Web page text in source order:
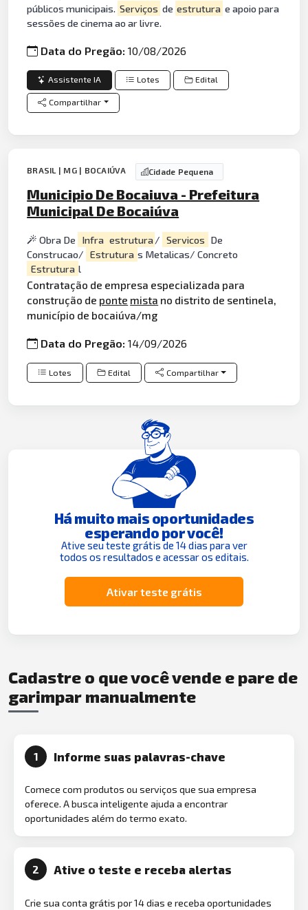
públicos municipais. Serviços de estrutura e apoio para
sessões de cinema ao ar livre.
Data do Pregão:10/08/2026
Assistente IA Lotes Edital
Compartilhar
BRASIL | MG | BOCAIÚVA Cidade Pequena
Municipio De Bocaiuva - Prefeitura
Municipal De Bocaiúva
Obra De Infra estrutura/ Servicos De
Construcao/ Estrutura s Metalicas/ Concreto
Estrutura l
Contratação de empresa especializada para
construção de ponte mista no distrito de sentinela,
município de bocaiúva/mg
Data do Pregão:14/09/2026
Lotes Edital Compartilhar
Há muito mais oportunidades
esperando por você!
Ative seu teste grátis de 14 dias para ver
todos os resultados e acessar os editais.
Ativar teste grátis
Cadastre o que você vende e pare de
garimpar manualmente
1 Informe suas palavras-chave
Comece com produtos ou serviços que sua empresa
oferece. A busca inteligente ajuda a encontrar
oportunidades além do termo exato.
2 Ative o teste e receba alertas
Crie sua conta grátis por 14 dias e receba oportunidades